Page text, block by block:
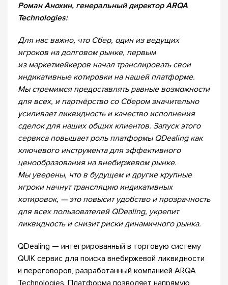
Роман Анохин, генеральный директор ARQA
Technologies:
Для нас важно, что Сбер, один из ведущих
игроков на долговом рынке, первым
из маркетмейкеров начал транслировать свои
индикативные котировки на нашей платформе.
Мы стремимся предоставлять равные возможности
для всех, и партнёрство со Сбером значительно
усиливает ликвидность и качество исполнения
сделок для наших общих клиентов. Запуск этого
сервиса повышает роль платформы QDealing как
ключевого инструмента для эффективного
ценообразования на внебиржевом рынке.
Мы уверены, что в будущем и другие крупные
игроки начнут трансляцию индикативных
котировок, — это повысит удобство и прозрачность
для всех пользователей QDealing, укрепит
ликвидность и снизит риски динамичного рынка.
QDealing — интегрированный в торговую систему
QUIK сервис для поиска внебиржевой ликвидности
и переговоров, разработанный компанией ARQA
Technologies. Платформа позволяет напрямую